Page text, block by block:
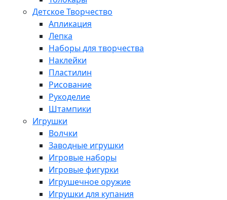
Детское Творчество
Апликация
Лепка
Наборы для творчества
Наклейки
Пластилин
Рисование
Рукоделие
Штампики
Игрушки
Волчки
Заводные игрушки
Игровые наборы
Игровые фигурки
Игрушечное оружие
Игрушки для купания